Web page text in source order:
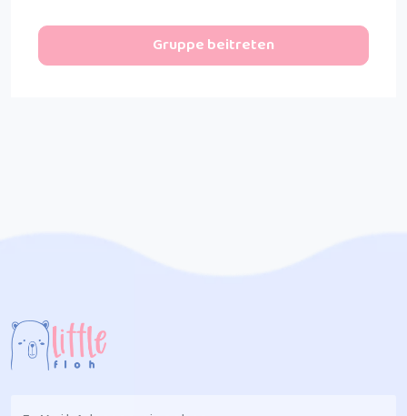
Gruppe beitreten